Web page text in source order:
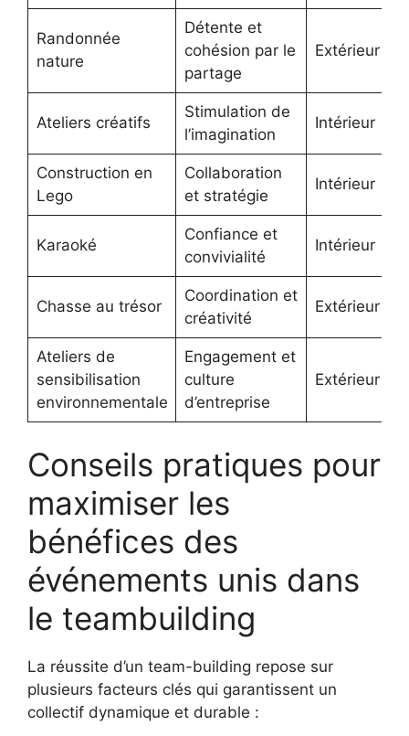
Randonnée
nature
Détente et
cohésion par le
partage
Extérieur
Ateliers créatifs
Stimulation de
l’imagination
Intérieur
Construction en
Lego
Collaboration
et stratégie
Intérieur
Karaoké
Confiance et
convivialité
Intérieur
Chasse au trésor
Coordination et
créativité
Extérieur
Ateliers de
sensibilisation
environnementale
Engagement et
culture
d’entreprise
Extérieur
Conseils pratiques pour
maximiser les
bénéfices des
événements unis dans
le teambuilding
La réussite d’un team-building repose sur
plusieurs facteurs clés qui garantissent un
collectif dynamique et durable :